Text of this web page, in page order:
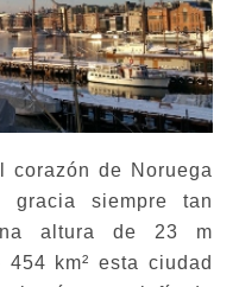
corazón de Noruega
siempre tan
altura de 23 m
km² esta ciudad